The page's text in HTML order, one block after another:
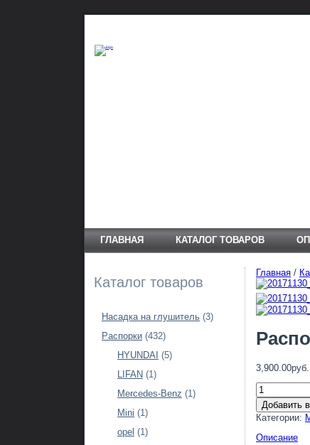
ГЛАВНАЯ КАТАЛОГ ТОВАРОВ
Каталог товаров
Насадка на глушитель (3)
Распорки (432)
HYUNDAI (5)
LIFAN (1)
Mercedes-Benz (1)
Mini (1)
opel (1)
Главная /
3,900.00руб.
Добавить
Категории:
Описание